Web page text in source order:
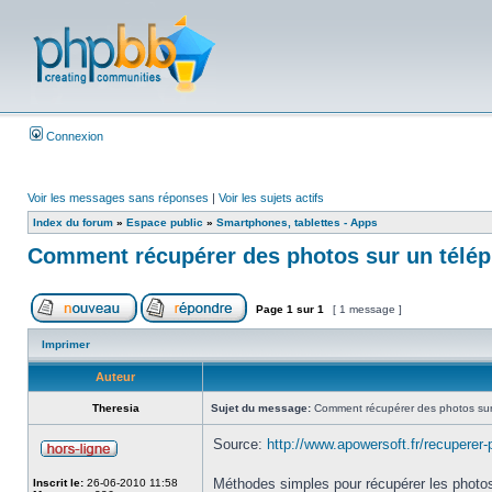
Connexion
Voir les messages sans réponses | Voir les sujets actifs
Index du forum » Espace public » Smartphones, tablettes - Apps
Comment récupérer des photos sur un
Page 1 sur 1 [ 1 message ]
Imprimer
Auteur
Theresia Sujet du message: Comment récupérer des photos
Inscrit le: 26-06-2010 11:58
Source: http://www.apowersoft.fr/
Méthodes simples pour récupérer les